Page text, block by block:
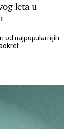
leta u
od najpopularnijih